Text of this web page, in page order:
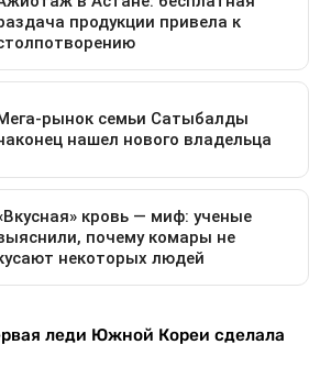
леди Южной Кореи сделала